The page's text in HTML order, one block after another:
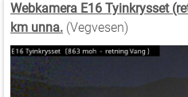
Webkamera E16 Tyinkrysset
km unna. (Vegvesen)